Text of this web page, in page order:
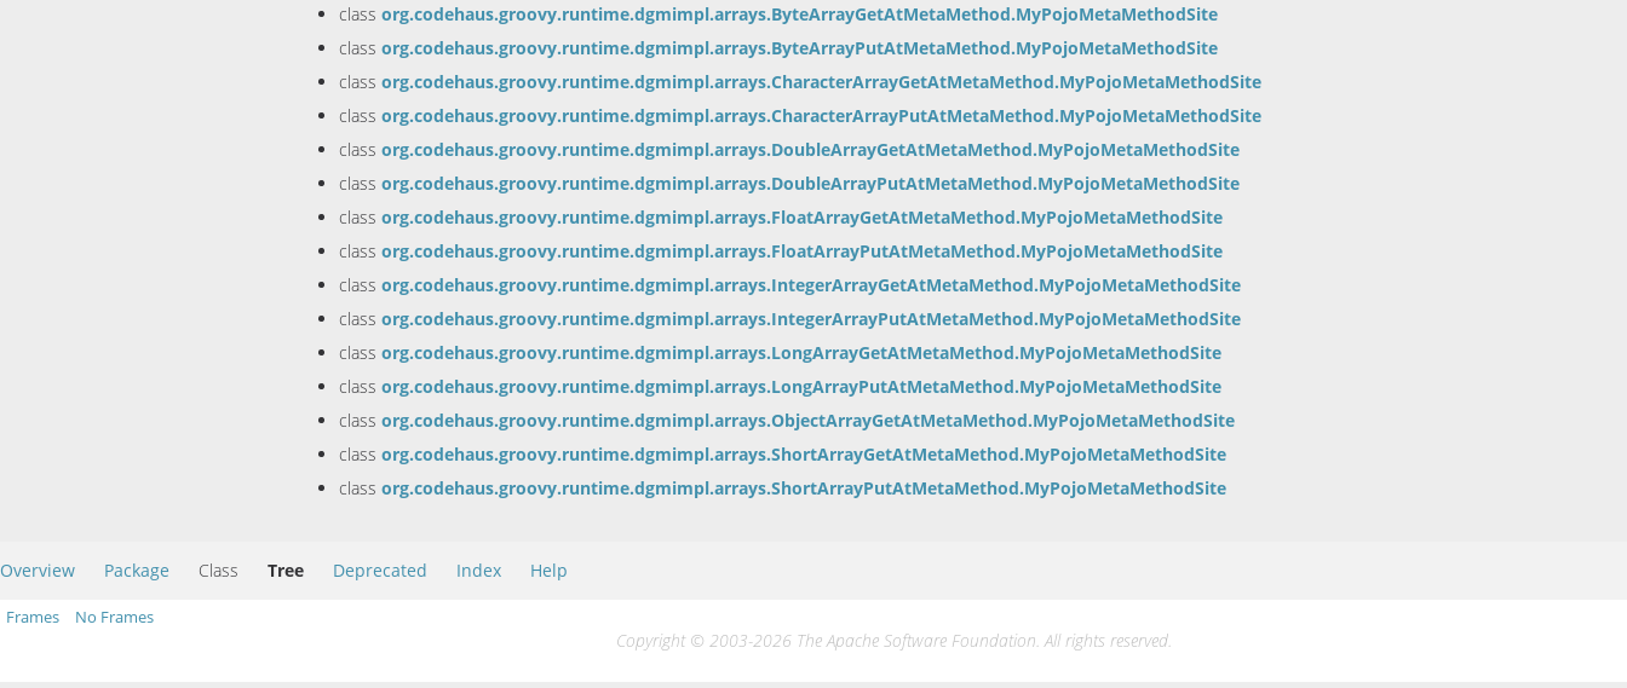
class org.codehaus.groovy.runtime.dgmimpl.arrays.ByteArrayGetAtMetaMethod.MyPojoMetaMethodSite
class org.codehaus.groovy.runtime.dgmimpl.arrays.ByteArrayPutAtMetaMethod.MyPojoMetaMethodSite
class org.codehaus.groovy.runtime.dgmimpl.arrays.CharacterArrayGetAtMetaMethod.MyPojoMetaMethodSite
class org.codehaus.groovy.runtime.dgmimpl.arrays.CharacterArrayPutAtMetaMethod.MyPojoMetaMethodSite
class org.codehaus.groovy.runtime.dgmimpl.arrays.DoubleArrayGetAtMetaMethod.MyPojoMetaMethodSite
class org.codehaus.groovy.runtime.dgmimpl.arrays.DoubleArrayPutAtMetaMethod.MyPojoMetaMethodSite
class org.codehaus.groovy.runtime.dgmimpl.arrays.FloatArrayGetAtMetaMethod.MyPojoMetaMethodSite
class org.codehaus.groovy.runtime.dgmimpl.arrays.FloatArrayPutAtMetaMethod.MyPojoMetaMethodSite
class org.codehaus.groovy.runtime.dgmimpl.arrays.IntegerArrayGetAtMetaMethod.MyPojoMetaMethodSite
class org.codehaus.groovy.runtime.dgmimpl.arrays.IntegerArrayPutAtMetaMethod.MyPojoMetaMethodSite
class org.codehaus.groovy.runtime.dgmimpl.arrays.LongArrayGetAtMetaMethod.MyPojoMetaMethodSite
class org.codehaus.groovy.runtime.dgmimpl.arrays.LongArrayPutAtMetaMethod.MyPojoMetaMethodSite
class org.codehaus.groovy.runtime.dgmimpl.arrays.ObjectArrayGetAtMetaMethod.MyPojoMetaMethodSite
class org.codehaus.groovy.runtime.dgmimpl.arrays.ShortArrayGetAtMetaMethod.MyPojoMetaMethodSite
class org.codehaus.groovy.runtime.dgmimpl.arrays.ShortArrayPutAtMetaMethod.MyPojoMetaMethodSite
Overview Package Class Tree Deprecated Index Help
Frames No Frames
Copyright © 2003-2026 The Apache Software Foundation. All rights reserved.